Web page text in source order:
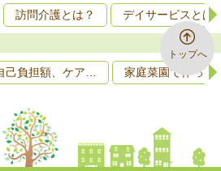
トップへ
訪問介護とは？ デイサービスとは
己負担額、ケア… 家庭菜園で作っ